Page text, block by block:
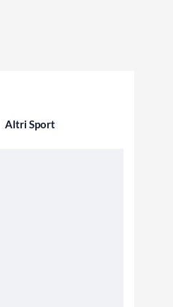
Altri Sport